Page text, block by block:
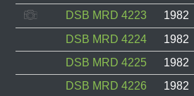
DSB MRD 4223
1982
DSB MRD 4224
1982
DSB MRD 4225
1982
DSB MRD 4226
1982